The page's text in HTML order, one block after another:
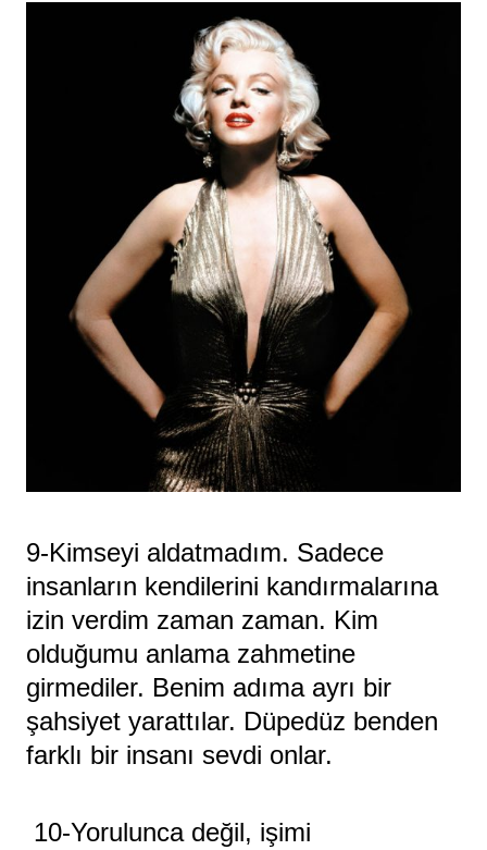
9-Kimseyi aldatmadım. Sadece
insanların kendilerini kandırmalarına
izin verdim zaman zaman. Kim
olduğumu anlama zahmetine
girmediler. Benim adıma ayrı bir
şahsiyet yarattılar. Düpedüz benden
farklı bir insanı sevdi onlar.
10-Yorulunca değil, işimi